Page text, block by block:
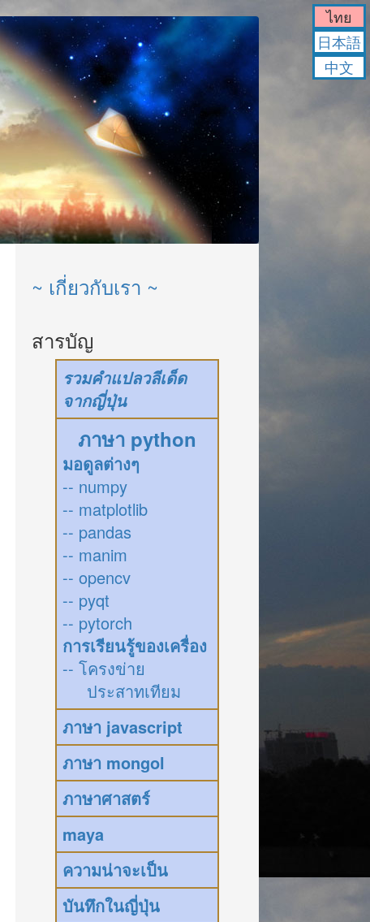
~ เกี่ยวกับเรา ~
สารบัญ
รวมคำแปลวลีเด็ด
จากญี่ปุ่น
ภาษา python
มอดูลต่างๆ
-- numpy
-- matplotlib
-- pandas
-- manim
-- opencv
-- pyqt
-- pytorch
การเรียนรู้ของเครื่อง
-- โครงข่าย
ประสาทเทียม
ภาษา javascript
ภาษา mongol
ภาษาศาสตร์
maya
ความน่าจะเป็น
บันทึกในญี่ปุ่น
ไทย
日本語
中文